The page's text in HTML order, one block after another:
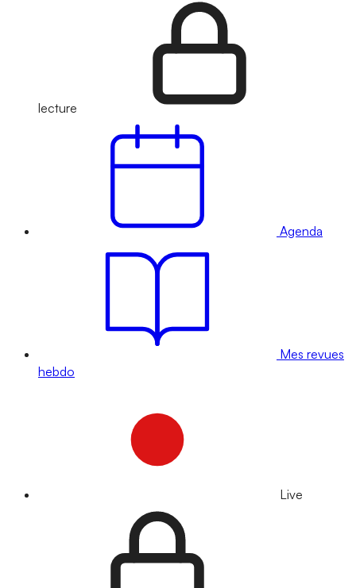
lecture
Agenda
Mes revues
hebdo
Live